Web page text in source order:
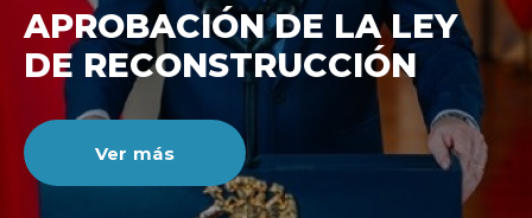
modo claro
DE RECONSTRUCCIÓ
NACIONAL
Ver más